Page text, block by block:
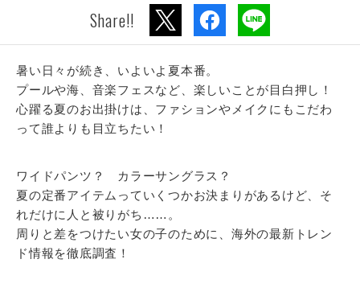
Share!!
暑い日々が続き、いよいよ夏本番。
プールや海、音楽フェスなど、楽しいことが目白押し！
心躍る夏のお出掛けは、ファションやメイクにもこだわ
って誰よりも目立ちたい！
ワイドパンツ？ カラーサングラス？
夏の定番アイテムっていくつかお決まりがあるけど、そ
れだけに人と被りがち……。
周りと差をつけたい女の子のために、海外の最新トレン
ド情報を徹底調査！